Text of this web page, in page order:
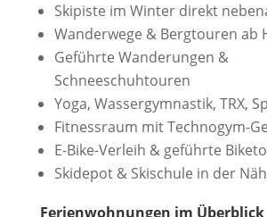
Skipiste im Winter direkt
Wanderwege & Bergtouren ab
Geführte Wanderungen &
Schneeschuhtouren
Yoga, Wassergymnastik, TRX,
Fitnessraum mit Technogym-
E-Bike-Verleih & geführte
Skidepot & Skischule in der
Ferienwohnungen im Überblick